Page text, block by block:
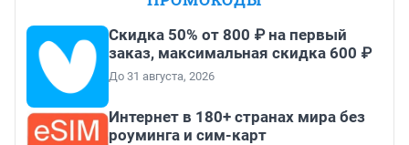
Скидка 50% от 800 ₽ на первый
заказ, максимальная скидка 600 ₽
До 31 августа, 2026
Интернет в 180+ странах мира без
роуминга и сим-карт